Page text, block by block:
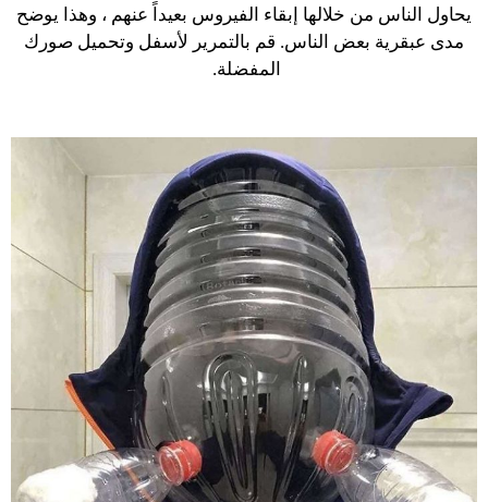
يحاول الناس من خلالها إبقاء الفيروس بعيداً عنهم ، وهذا يوضح
مدى عبقرية بعض الناس. قم بالتمرير لأسفل وتحميل صورك
المفضلة.